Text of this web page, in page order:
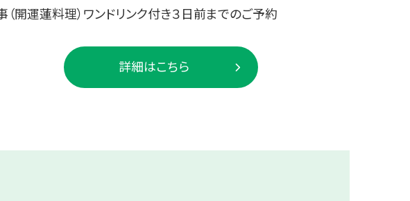
（開運蓮料理）ワンドリンク付き３日前までのご予約
詳細はこちら